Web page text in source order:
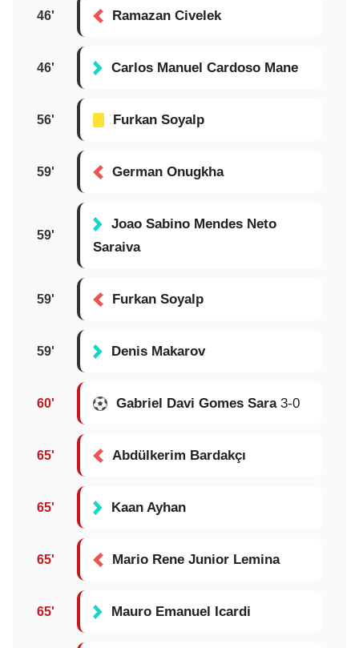
46' Ramazan Civelek
46' Carlos Manuel Cardoso Mane
56' Furkan Soyalp
59' German Onugkha
59'
Joao Sabino Mendes Neto
Saraiva
59' Furkan Soyalp
59' Denis Makarov
60' Gabriel Davi Gomes Sara3-0
65' Abdülkerim Bardakçı
65' Kaan Ayhan
65' Mario Rene Junior Lemina
65' Mauro Emanuel Icardi